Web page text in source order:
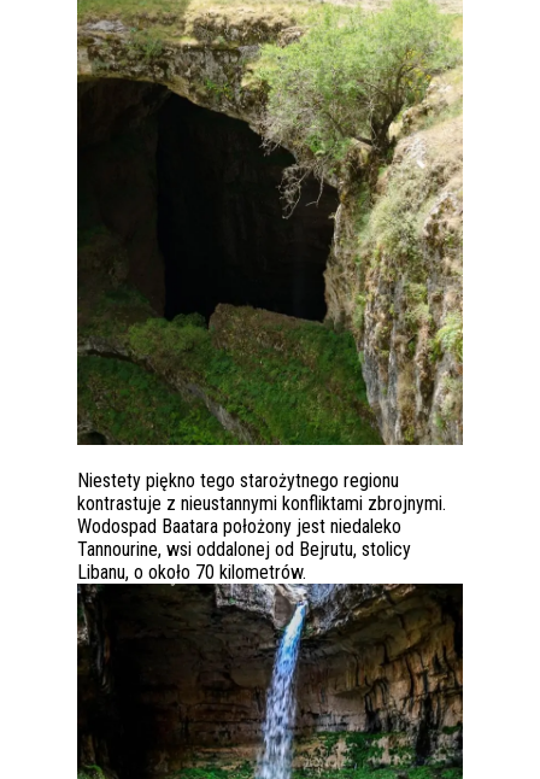
Niestety piękno tego starożytnego regionu
kontrastuje z nieustannymi konfliktami zbrojnymi.
Wodospad Baatara położony jest niedaleko
Tannourine, wsi oddalonej od Bejrutu, stolicy
Libanu, o około 70 kilometrów.